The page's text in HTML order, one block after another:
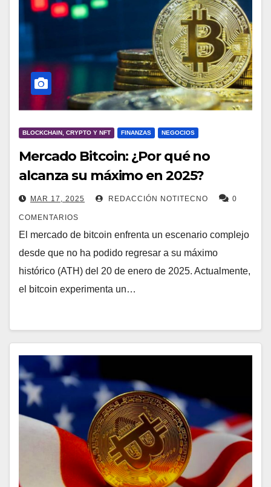
BLOCKCHAIN, CRYPTO Y NFT FINANZAS NEGOCIOS
Mercado Bitcoin: ¿Por qué no
alcanza su máximo en 2025?
MAR 17, 2025 REDACCIÓN NOTITECNO 0
COMENTARIOS
El mercado de bitcoin enfrenta un escenario complejo
desde que no ha podido regresar a su máximo
histórico (ATH) del 20 de enero de 2025. Actualmente,
el bitcoin experimenta un…